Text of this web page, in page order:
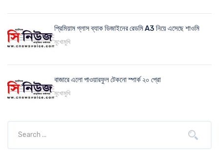
প্রিমিয়াম গ্লাস ব্যাক ডিজাইনের রেডমি A3 নিয়ে এসেছে শাওমি
মুখোমুখি
বাজারে এলো পাওয়ারফুল টেকনো স্পার্ক ২০ প্রো
মুখোমুখি